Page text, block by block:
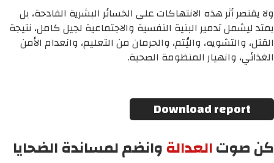
ولا يقتصر أثر هذه الانتهاكات على الخسائر البشرية الفادحة، بل
يمتد ليشمل تدمير البنية النفسية والاجتماعية لجيل كامل، نتيجة
القتل، والتشويه، واليُتم، والحرمان من التعليم، وانعدام الأمن
الغذائي، وانهيار المنظومة الصحية.
Download report
كن صوتالعدالةوانضم لمساندة الضحايا